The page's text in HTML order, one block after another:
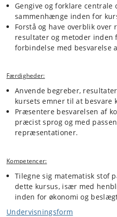
I løbet af kurset præsenteres mindre
matematikken anvendes i økonomisk
metoder.
Gengive og forklare
sammenhænge inden for
Forstå og have overblik over
resultater og metoder inden
forbindelse med besvarelse
Færdigheder:
Anvende begreber,
kursets emner til at besvare
Præsentere besvarelsen af
præcist sprog og med
repræsentationer.
Kompetencer:
Tilegne sig matematisk stof
dette kursus, især med
inden for økonomi og
Undervisningsform